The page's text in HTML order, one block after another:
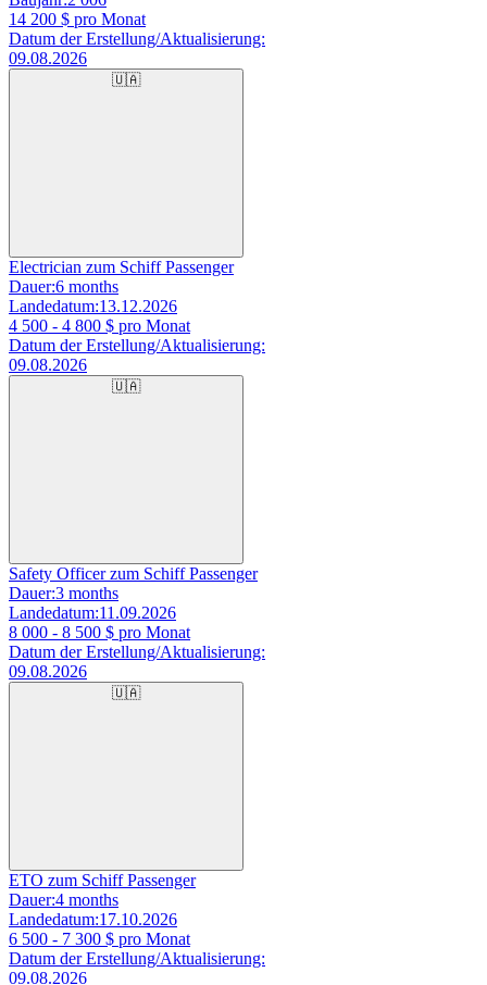
14 200 $ pro Monat
Datum der Erstellung/Aktualisierung:
09.08.2026
🇺🇦
Electrician zum Schiff Passenger
Dauer:6 months
Landedatum:13.12.2026
4 500 - 4 800 $ pro Monat
Datum der Erstellung/Aktualisierung:
09.08.2026
🇺🇦
Safety Officer zum Schiff Passenger
Dauer:3 months
Landedatum:11.09.2026
8 000 - 8 500 $ pro Monat
Datum der Erstellung/Aktualisierung:
09.08.2026
🇺🇦
ETO zum Schiff Passenger
Dauer:4 months
Landedatum:17.10.2026
6 500 - 7 300 $ pro Monat
Datum der Erstellung/Aktualisierung:
09.08.2026